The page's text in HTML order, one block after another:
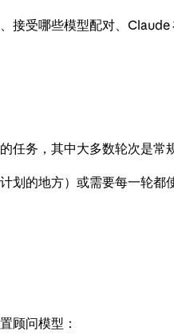
接受哪些模型配对、Claude
任务，其中大多数轮次是常
划的地方）或需要每一轮都
顾问模型：